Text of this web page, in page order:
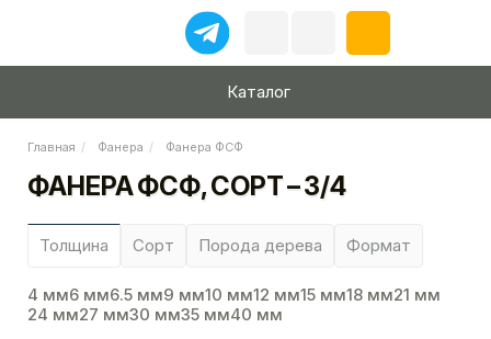
Каталог
Главная Фанера Фанера ФСФ
ФАНЕРА ФСФ, СОРТ – 3/4
Толщина Сорт Порода дерева Формат
4 мм6 мм6.5 мм9 мм10 мм12 мм15 мм18 мм21 мм
24 мм27 мм30 мм35 мм40 мм